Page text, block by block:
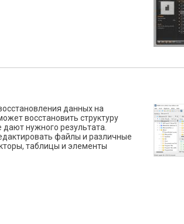
данных на
восстановить структуру
нужного результата.
файлы и различные
таблицы и элементы